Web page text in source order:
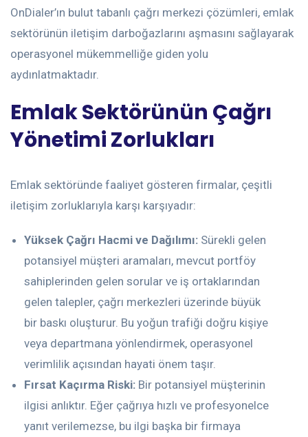
OnDialer’ın bulut tabanlı çağrı merkezi çözümleri, emlak
sektörünün iletişim darboğazlarını aşmasını sağlayarak
operasyonel mükemmelliğe giden yolu
aydınlatmaktadır.
Emlak Sektörünün Çağrı
Yönetimi Zorlukları
Emlak sektöründe faaliyet gösteren firmalar, çeşitli
iletişim zorluklarıyla karşı karşıyadır:
Yüksek Çağrı Hacmi ve Dağılımı: Sürekli gelen
potansiyel müşteri aramaları, mevcut portföy
sahiplerinden gelen sorular ve iş ortaklarından
gelen talepler, çağrı merkezleri üzerinde büyük
bir baskı oluşturur. Bu yoğun trafiği doğru kişiye
veya departmana yönlendirmek, operasyonel
verimlilik açısından hayati önem taşır.
Fırsat Kaçırma Riski: Bir potansiyel müşterinin
ilgisi anlıktır. Eğer çağrıya hızlı ve profesyonelce
yanıt verilemezse, bu ilgi başka bir firmaya